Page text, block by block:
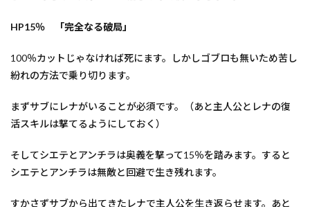
HP15％ 「完全なる破局」
100％カットじゃなければ死にます。しかしゴブロも無いため苦し
紛れの方法で乗り切ります。
まずサブにレナがいることが必須です。（あと主人公とレナの復
活スキルは撃てるようにしておく）
そしてシエテとアンチラは奥義を撃って15％を踏みます。すると
シエテとアンチラは無敵と回避で生き残れます。
すかさずサブから出てきたレナで主人公を生き返らせます。あと